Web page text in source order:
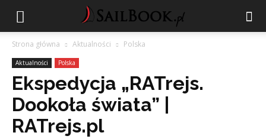
Strona główna Aktualności Polska
Aktualności Polska
Ekspedycja „RATrejs.
Dookoła świata” |
RATrejs.pl